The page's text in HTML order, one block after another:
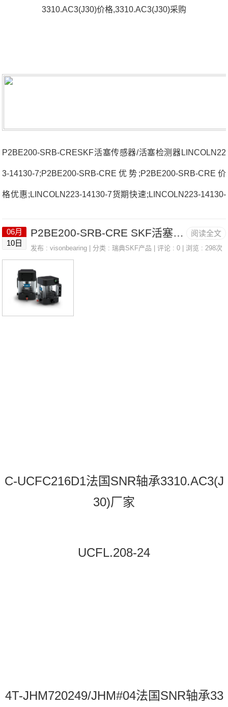
3310.AC3(J30)价格,3310.AC3(J30)采购
P2BE200-SRB-CRESKF活塞传感器/活塞检测器LINCOLN22
3-14130-7;P2BE200-SRB-CRE优势;P2BE200-SRB-CRE价
格优惠;LINCOLN223-14130-7货期快速;LINCOLN223-14130-
厂家22207.EMW33C37218.H.G1DUJ84法国SNR轴承3310.A
(J30)参数3310.AC3(J30)价格,3310.AC3(J30)采购 热销型号
推荐：3310.AC3(J30)，CB224M80H &nbs
阅读全文
06月
10日
P2BE200-SRB-CRE SKF活塞传感器/活塞检测器 LINCOLN 223-14130-7
发布 :visonbearing | 分类 :瑞典SKF产品 | 评论 : 0 | 浏览 : 298次
C-UCFC216D1法国SNR轴承3310.AC3(J
30)厂家
UCFL.208-24
4T-JHM720249/JHM#04法国SNR轴承33